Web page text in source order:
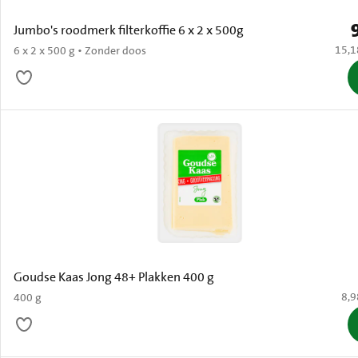
Jumbo's roodmerk filterkoffie 6 x 2 x 500g
6 x 2 x 500 g • Zonder doos €
Goudse Kaas Jong 48+ Plakken 400 g
400 g €